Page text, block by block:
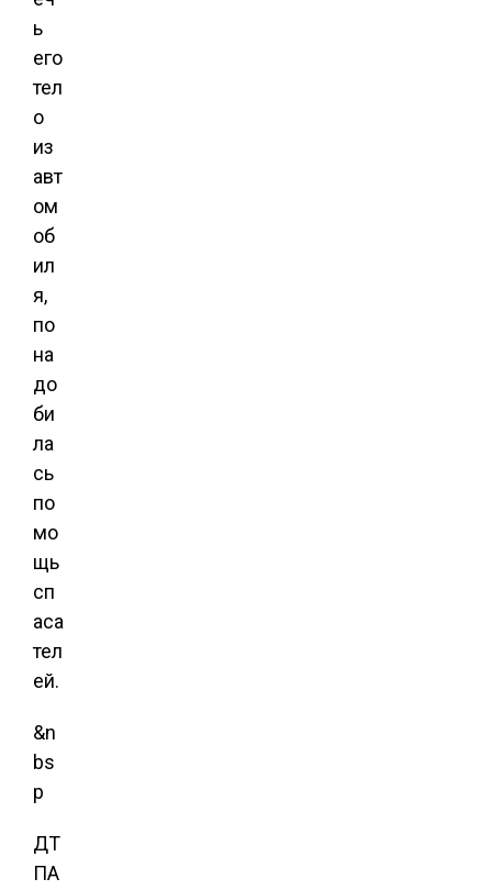
ь
его
тел
о
из
авт
ом
об
ил
я,
по
на
до
би
ла
сь
по
мо
щь
сп
аса
тел
ей.
&n
bs
p
ДТ
ПА